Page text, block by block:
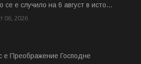
се е случило на 6 август в исто...
06, 2026
е Преображение Господне